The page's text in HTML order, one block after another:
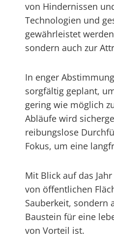
von Hindernissen
Technologien und
gewährleistet
sondern auch zur
In enger
sorgfältig geplant,
gering wie möglich
Abläufe wird
reibungslose
Fokus, um eine
Mit Blick auf das
von öffentlichen
Sauberkeit, sondern
Baustein für eine
von Vorteil ist.